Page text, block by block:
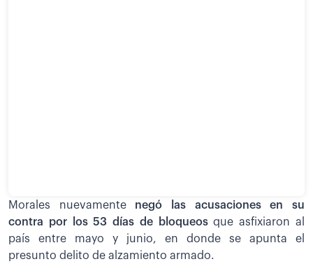
Morales nuevamente negó las acusaciones en su
contra por los 53 días de bloqueosque asfixiaron al
país entre mayo y junio, en donde se apunta el
presunto delito de alzamiento armado.